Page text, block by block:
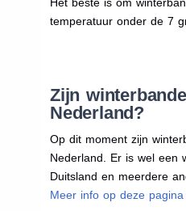
temperatuur onder de 7
Zijn
Nederland?
Op dit moment zijn
Nederland. Er is wel een
Duitsland en meerdere
Meer info op deze